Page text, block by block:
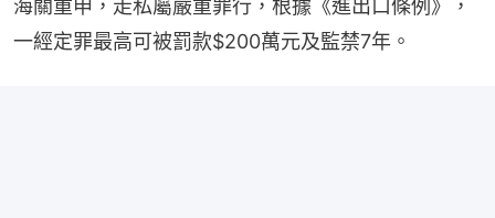
海關重申，走私屬嚴重罪行，根據《進出口條例》，
一經定罪最高可被罰款$200萬元及監禁7年。